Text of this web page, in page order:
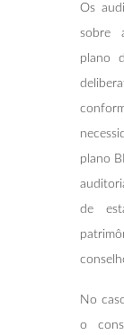
Os
sobre
plano
plano
de
No
o